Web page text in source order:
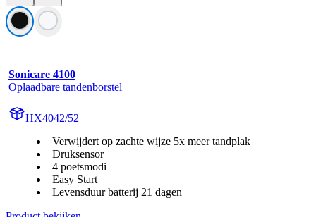
Sonicare 4100
Oplaadbare tandenborstel
HX4042/52
Verwijdert op zachte wijze 5x meer tandplak
Druksensor
4 poetsmodi
Easy Start
Levensduur batterij 21 dagen